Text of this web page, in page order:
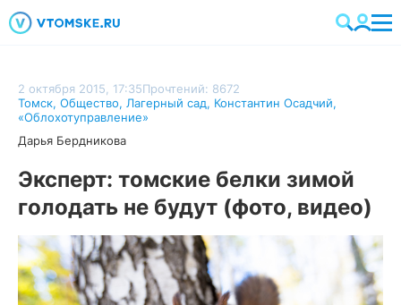
2 октября 2015, 17:35Прочтений: 8672
Томск, Общество, Лагерный сад, Константин Осадчий,
«Облохотуправление»
Дарья Бердникова
Эксперт: томские белки зимой
голодать не будут (фото, видео)